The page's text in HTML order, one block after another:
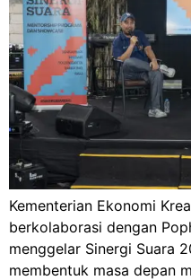
Kementerian Ekonomi
berkolaborasi dengan
menggelar Sinergi Suara
membentuk masa depan